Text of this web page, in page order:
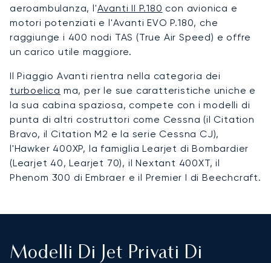
aeroambulanza, l'Avanti II P.180 con avionica e
motori potenziati e l'Avanti EVO P.180, che
raggiunge i 400 nodi TAS (True Air Speed) e offre
un carico utile maggiore.
Il Piaggio Avanti rientra nella categoria dei
turboelica ma, per le sue caratteristiche uniche e
la sua cabina spaziosa, compete con i modelli di
punta di altri costruttori come Cessna (il Citation
Bravo, il Citation M2 e la serie Cessna CJ),
l'Hawker 400XP, la famiglia Learjet di Bombardier
(Learjet 40, Learjet 70), il Nextant 400XT, il
Phenom 300 di Embraer e il Premier I di Beechcraft.
Modelli Di Jet Privati Di